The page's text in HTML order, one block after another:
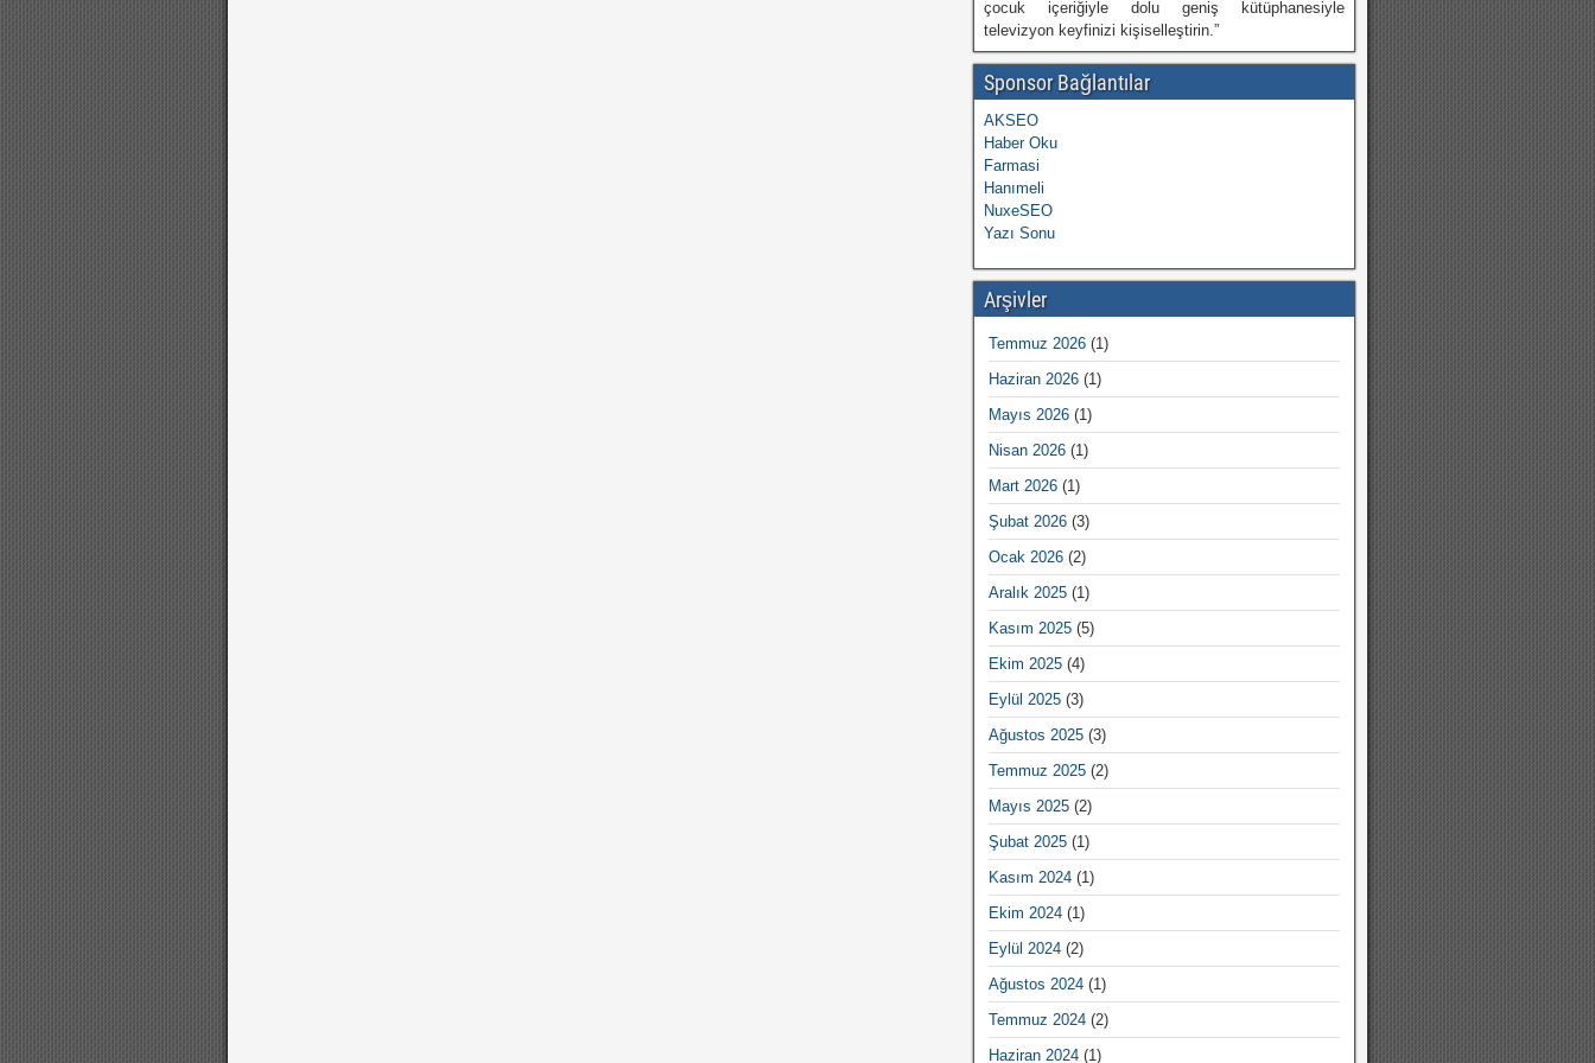
çocuk içeriğiyle dolu geniş kütüphanesiyle
televizyon keyfinizi kişiselleştirin.”
Sponsor Bağlantılar
AKSEO
Haber Oku
Farmasi
Hanımeli
NuxeSEO
Yazı Sonu
Arşivler
Temmuz 2026(1)
Haziran 2026(1)
Mayıs 2026(1)
Nisan 2026(1)
Mart 2026(1)
Şubat 2026(3)
Ocak 2026(2)
Aralık 2025(1)
Kasım 2025(5)
Ekim 2025(4)
Eylül 2025(3)
Ağustos 2025(3)
Temmuz 2025(2)
Mayıs 2025(2)
Şubat 2025(1)
Kasım 2024(1)
Ekim 2024(1)
Eylül 2024(2)
Ağustos 2024(1)
Temmuz 2024(2)
Haziran 2024(1)